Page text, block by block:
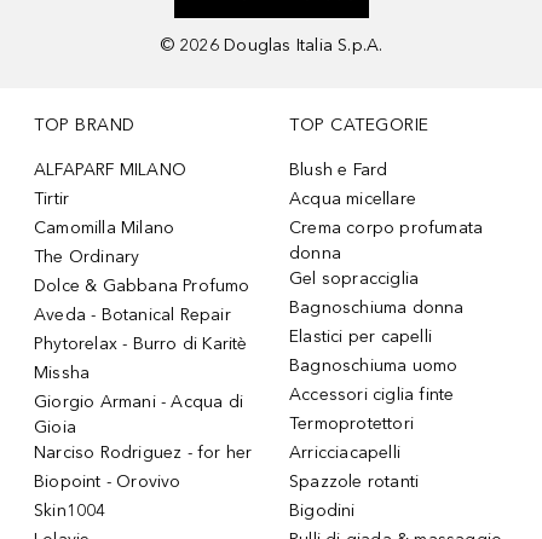
© 2026 Douglas Italia S.p.A.
TOP BRAND
ALFAPARF MILANO
Tirtir
Camomilla Milano
The Ordinary
Dolce & Gabbana Profumo
Aveda - Botanical Repair
Phytorelax - Burro di Karitè
Missha
Giorgio Armani - Acqua di
Gioia
Narciso Rodriguez - for her
Biopoint - Orovivo
Skin1004
TOP CATEGORIE
Blush e Fard
Acqua micellare
Crema corpo profumata
donna
Gel sopracciglia
Bagnoschiuma donna
Elastici per capelli
Bagnoschiuma uomo
Accessori ciglia finte
Termoprotettori
Arricciacapelli
Spazzole rotanti
Bigodini